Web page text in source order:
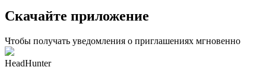
Скачайте приложение
Чтобы получать уведомления о приглашениях мгновенно
HeadHunter